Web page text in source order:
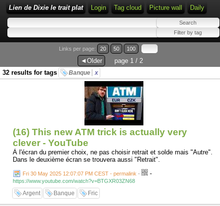
Lien de Dixie le trait plat Login Tag cloud Picture wall Daily
Links per page: 20 50 100
◄Older
page 1 / 2
32 results for tags
Banque x
(16) This new ATM trick is actually very
clever - YouTube
À l'écran du premier choix, ne pas choisir retrait et solde mais "Autre".
Dans le deuxième écran se trouvera aussi "Retrait".
Fri 30 May 2025 12:07:07 PM CEST - permalink - -
https://www.youtube.com/watch?v=BTGXR03ZN68
Argent Banque Fric